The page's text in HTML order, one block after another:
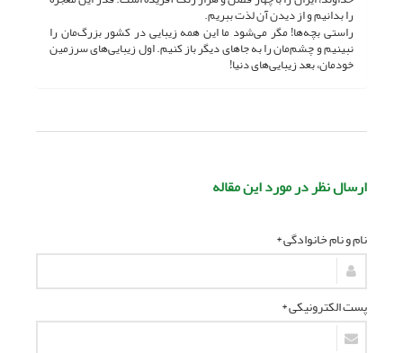
را بدانیم و از دیدن آن لذت ببریم.
راستی بچه‌ها! مگر می‌شود ما این همه زیبایی در کشور بزرگ‌مان را
نبینیم و چشم‌مان را به جاهای دیگر باز کنیم. اول زیبایی‌های سرزمین
خودمان، بعد زیبایی‌های دنیا!
ارسال نظر در مورد این مقاله
نام و نام خانوادگی *
پست الکترونیکی *